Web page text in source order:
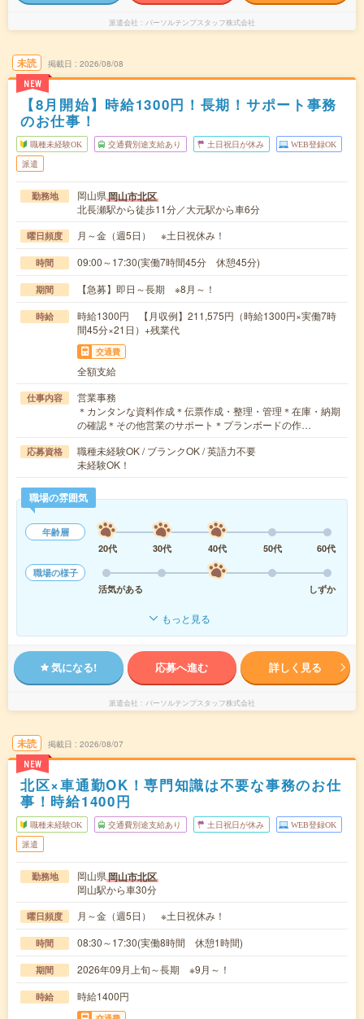
派遣会社 パーソルテンプスタッフ株式会社
未読
NEW
掲載日 2026/08/08
【8月開始】時給1300円！長期！サポート事務
のお仕事！
職種未経験OK 交通費別途支給あり 土日祝日が休み WEB登録OK
派遣
勤務地 岡山県岡山市北区
北長瀬駅から徒歩11分／大元駅から車6分
曜日頻度 月～金（週5日） ※土日祝休み！
時間 09:00～17:30(実働7時間45分 休憩45分)
期間 【急募】即日～長期 ※8月～！
時給
時給1300円 【月収例】211,575円（時給1300円×実働7時
間45分×21日）+残業代
交通費
全額支給
仕事内容
営業事務
＊カンタンな資料作成＊伝票作成・整理・管理＊在庫・納期
の確認＊その他営業のサポート＊プランボードの作…
応募資格
職種未経験OK / ブランクOK / 英語力不要
未経験OK！
職場の雰囲気
年齢層
20代
30代 40代 50代
60代
職場の様子
活気がある
しずか
もっと見る
気になる! 応募へ進む 詳しく見る
派遣会社 パーソルテンプスタッフ株式会社
未読
NEW
掲載日 2026/08/07
北区×車通勤OK！専門知識は不要な事務のお仕
事！時給1400円
職種未経験OK 交通費別途支給あり 土日祝日が休み WEB登録OK
派遣
勤務地 岡山県岡山市北区
岡山駅から車30分
曜日頻度 月～金（週5日） ※土日祝休み！
時間 08:30～17:30(実働8時間 休憩1時間)
期間 2026年09月上旬～長期 ※9月～！
時給 時給1400円